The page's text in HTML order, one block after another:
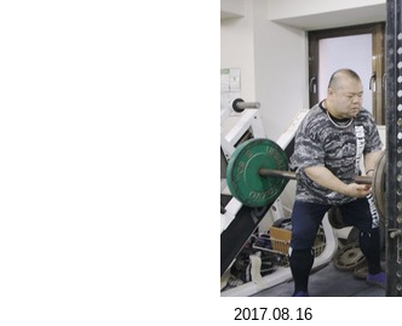
2017.08.16